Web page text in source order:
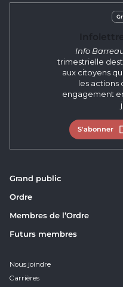
Info
trimestrielle
aux citoyens
les actions
engagement
S'abonner
Grand public
Ordre
Membres de l’Ordre
Futurs membres
Nous joindre
Carrières